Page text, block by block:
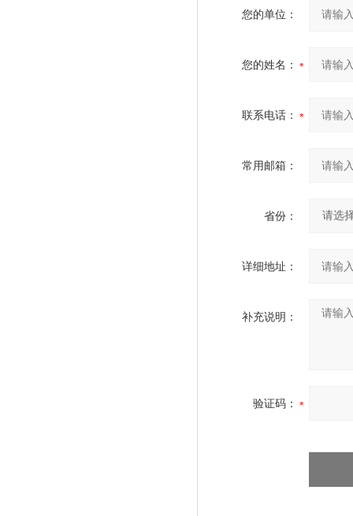
您的单位：
您的姓名：
联系电话：
常用邮箱：
省份：
详细地址：
补充说明：
验证码：